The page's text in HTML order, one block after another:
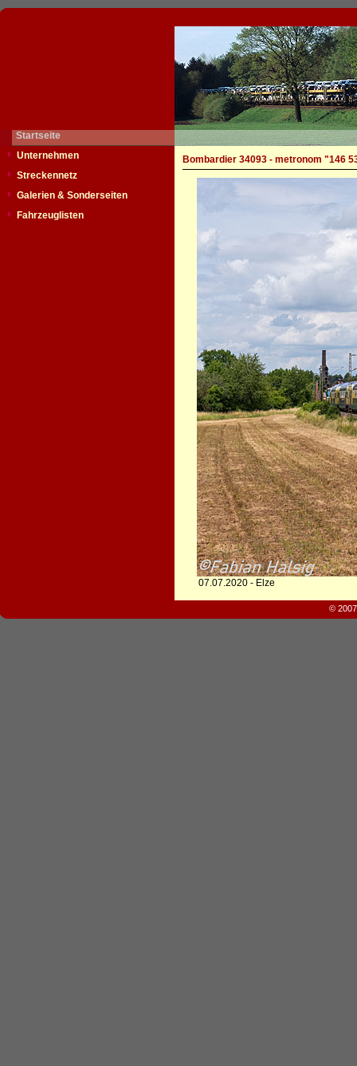
Startseite
Unternehmen
Streckennetz
Galerien & Sonderseiten
Fahrzeuglisten
Bombardier 34093 - metronom "146
07.07.2020 - Elze
©